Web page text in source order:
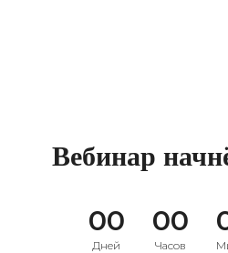
Вебинар
00
Дней
00
Часов